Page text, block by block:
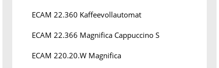
ECAM 22.360 Kaffeevollautomat
ECAM 22.366 Magnifica Cappuccino S
ECAM 220.20.W Magnifica